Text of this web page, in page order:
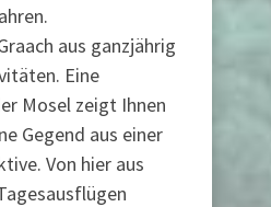
aus ganzjährig
Eine
Mosel zeigt Ihnen
Gegend aus einer
Von hier aus